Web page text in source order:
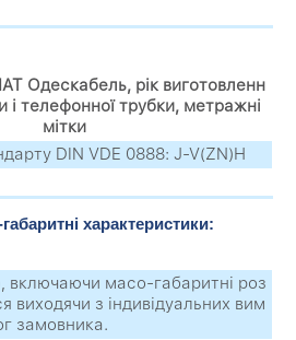
Одескабель, рік виготовленн
і телефонної трубки, метражні
мітки
DIN VDE 0888: J-V(ZN)Н
характеристики:
включаючи масо-габаритні роз
виходячи з індивідуальних вим
замовника.